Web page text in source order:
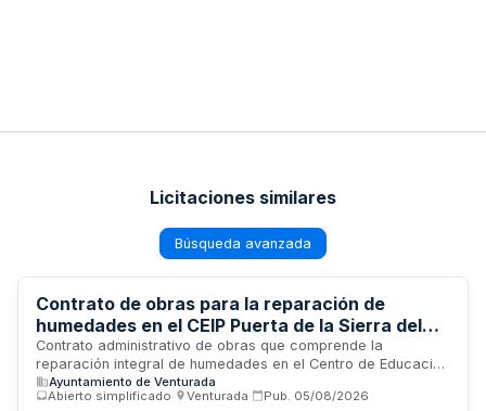
Licitaciones similares
Búsqueda avanzada
Contrato de obras para la reparación de
humedades en el CEIP Puerta de la Sierra del
Ayuntamiento de Venturada (Madrid)
Contrato administrativo de obras que comprende la
reparación integral de humedades en el Centro de Educación
Infantil y Primaria Puerta de la Sierra, ubicado en Venturada,
Madrid. Las actuaciones incluyen impermeabilización interior
Ayuntamiento de Venturada
Abierto simplificado
Venturada Pub. 05/08/2026